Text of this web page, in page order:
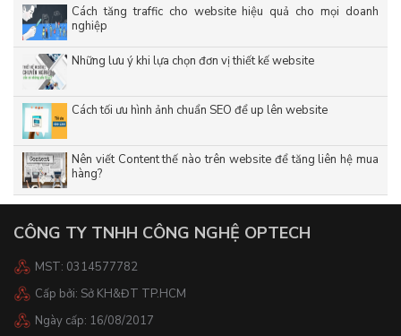
Cách tăng traffic cho website hiệu quả cho mọi doanh
nghiệp
Những lưu ý khi lựa chọn đơn vị thiết kế website
Cách tối ưu hình ảnh chuẩn SEO để up lên website
Nên viết Content thế nào trên website để tăng liên hệ mua
hàng?
CÔNG TY TNHH CÔNG NGHỆ OPTECH
MST: 0314577782
Cấp bởi: Sở KH&ĐT TP.HCM
Ngày cấp: 16/08/2017